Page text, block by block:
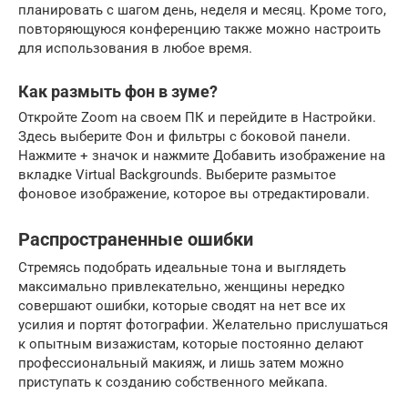
планировать с шагом день, неделя и месяц. Кроме того,
повторяющуюся конференцию также можно настроить
для использования в любое время.
Как размыть фон в зуме?
Откройте Zoom на своем ПК и перейдите в Настройки.
Здесь выберите Фон и фильтры с боковой панели.
Нажмите + значок и нажмите Добавить изображение на
вкладке Virtual Backgrounds. Выберите размытое
фоновое изображение, которое вы отредактировали.
Распространенные ошибки
Стремясь подобрать идеальные тона и выглядеть
максимально привлекательно, женщины нередко
совершают ошибки, которые сводят на нет все их
усилия и портят фотографии. Желательно прислушаться
к опытным визажистам, которые постоянно делают
профессиональный макияж, и лишь затем можно
приступать к созданию собственного мейкапа.